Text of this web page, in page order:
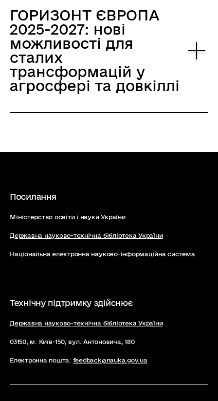
ГОРИЗОНТ ЄВРОПА
2025-2027: нові
можливості для
сталих
трансформацій у
агросфері та довкіллі
2025-2027: нові
агросфері та
довкіллі
Посилання
Міністерство освіти і науки України
Державна науково-технічна бібліотека України
Національна електронна науково-інформаційна система
Технічну підтримку здійснює
Державна науково-технічна бібліотека України
03150, м. Київ-150, вул. Антоновича, 180
Електронна пошта: feedback@nauka.gov.ua